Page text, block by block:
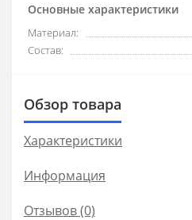
Основные характеристики
Материал:
Состав:
Обзор товара
Характеристики
Информация
Отзывов (0)